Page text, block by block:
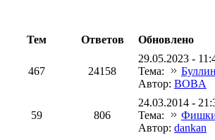
Тем Ответов
Обновлено
467 24158
29.05.2023 -
Тема:
Автор: BOBA
59 806
24.03.2014 -
Тема:
Фишки
Автор: dankan